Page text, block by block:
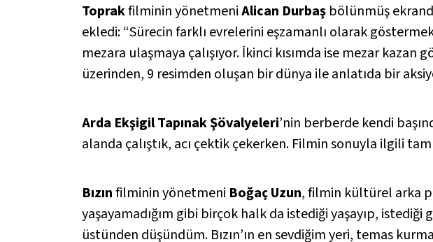
Toprakfilminin yönetmeniAlican Durbaş bölünmüş
ekledi: “Sürecin farklı evrelerini eşzamanlı olarak
mezara ulaşmaya çalışıyor. İkinci kısımda ise mezar
üzerinden, 9 resimden oluşan bir dünya ile anlatıda bir
Arda EkşigilTapınak Şövalyeleri’nin berberde kendi
alanda çalıştık, acı çektik çekerken. Filmin sonuyla ilgili
Bızınfilminin yönetmeni Boğaç Uzun, filmin kültürel arka
yaşayamadığım gibi birçok halk da istediği yaşayıp,
üstünden düşündüm. Bızın’ın en sevdiğim yeri, temas